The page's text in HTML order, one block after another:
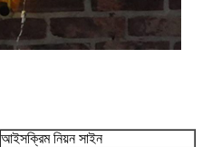
আইসক্রিম নিয়ন সাইন